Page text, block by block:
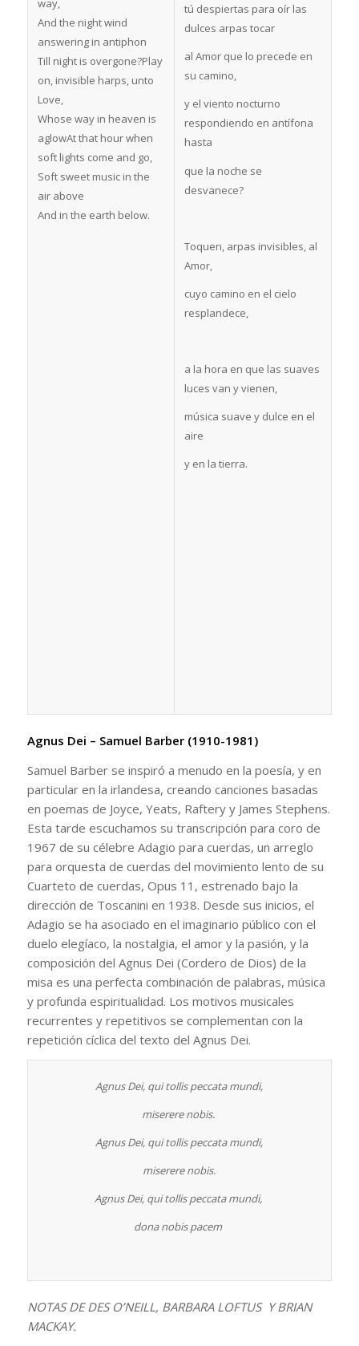
way,
And the night wind
answering in antiphon
Till night is overgone?Play
on, invisible harps, unto
Love,
Whose way in heaven is
aglowAt that hour when
soft lights come and go,
Soft sweet music in the
air above
And in the earth below.
tú despiertas para oír las
dulces arpas tocar
al Amor que lo precede en
su camino,
y el viento nocturno
respondiendo en antífona
hasta
que la noche se
desvanece?
Toquen, arpas invisibles, al
Amor,
cuyo camino en el cielo
resplandece,
a la hora en que las suaves
luces van y vienen,
música suave y dulce en el
aire
y en la tierra.
Agnus Dei – Samuel Barber (1910-1981)
Samuel Barber se inspiró a menudo en la poesía, y en
particular en la irlandesa, creando canciones basadas
en poemas de Joyce, Yeats, Raftery y James Stephens.
Esta tarde escuchamos su transcripción para coro de
1967 de su célebre Adagio para cuerdas, un arreglo
para orquesta de cuerdas del movimiento lento de su
Cuarteto de cuerdas, Opus 11, estrenado bajo la
dirección de Toscanini en 1938. Desde sus inicios, el
Adagio se ha asociado en el imaginario público con el
duelo elegíaco, la nostalgia, el amor y la pasión, y la
composición del Agnus Dei (Cordero de Dios) de la
misa es una perfecta combinación de palabras, música
y profunda espiritualidad. Los motivos musicales
recurrentes y repetitivos se complementan con la
repetición cíclica del texto del Agnus Dei.
Agnus Dei, qui tollis peccata mundi,
miserere nobis.
Agnus Dei, qui tollis peccata mundi,
miserere nobis.
Agnus Dei, qui tollis peccata mundi,
dona nobis pacem
NOTAS DE DES O’NEILL, BARBARA LOFTUS Y BRIAN
MACKAY.